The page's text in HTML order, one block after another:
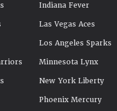
Indiana Fever
Las Vegas Aces
Los Angeles Sparks
Minnesota Lynx
New York Liberty
Phoenix Mercury